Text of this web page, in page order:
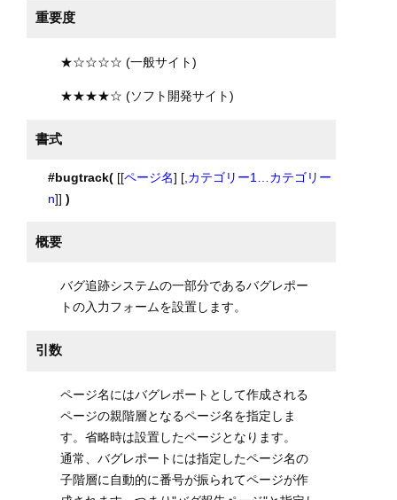
重要度
★☆☆☆☆ (一般サイト)
★★★★☆ (ソフト開発サイト)
書式
#bugtrack([[ページ名] [,カテゴリー1…カテゴリー
n]] )
概要
バグ追跡システムの一部分であるバグレポー
トの入力フォームを設置します。
引数
ページ名にはバグレポートとして作成される
ページの親階層となるページ名を指定しま
す。省略時は設置したページとなります。
通常、バグレポートには指定したページ名の
子階層に自動的に番号が振られてページが作